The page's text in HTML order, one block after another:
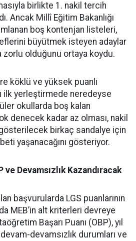
birlikte 1. nakil tercih
Ancak Millî Eğitim Bakanlığı
boş kontenjan listeleri,
büyütmek isteyen adaylar
olduğunu ortaya koydu.
köklü ve yüksek puanlı
ilk yerleştirmede neredeyse
okullarda boş kalan
denecek kadar az olması, nakil
birkaç sandalye için
yaşanacağını gösteriyor.
ve Devamsızlık Kazandıracak
başvurularda LGS puanlarının
MEB’in alt kriterleri devreye
Başarı Puanı (OBP), yıl
devamsızlık durumları ve